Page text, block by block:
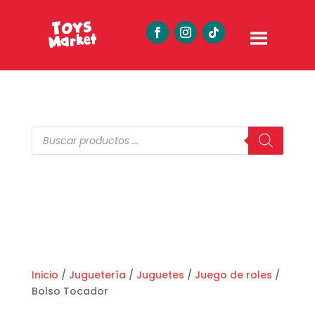
Búsqueda
de
productos
Inicio / Juguetería / Juguetes / Juego de roles /
Bolso Tocador